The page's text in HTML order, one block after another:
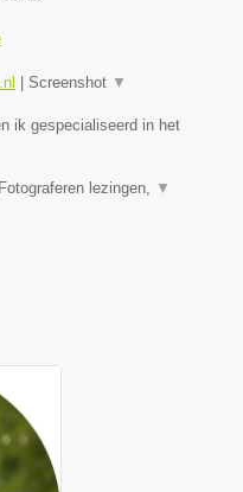
Screenshot ▼
ik gespecialiseerd in het
lezingen, ▼